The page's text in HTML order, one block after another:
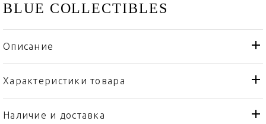
BLUE COLLECTIBLES
Описание
Характеристики товара
Бренд
Royal Copenhagen
Страна производителя
Наличие и доставка